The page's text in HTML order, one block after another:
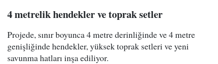
4 metrelik hendekler ve toprak setler
Projede, sınır boyunca 4 metre derinliğinde ve 4 metre
genişliğinde hendekler, yüksek toprak setleri ve yeni
savunma hatları inşa ediliyor.